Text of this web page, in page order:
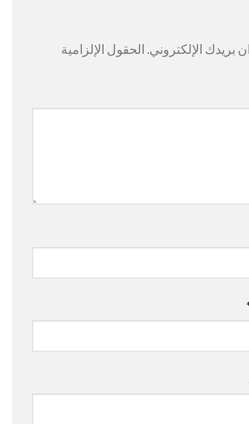
بريدك الإلكتروني. الحقول الإلزامية